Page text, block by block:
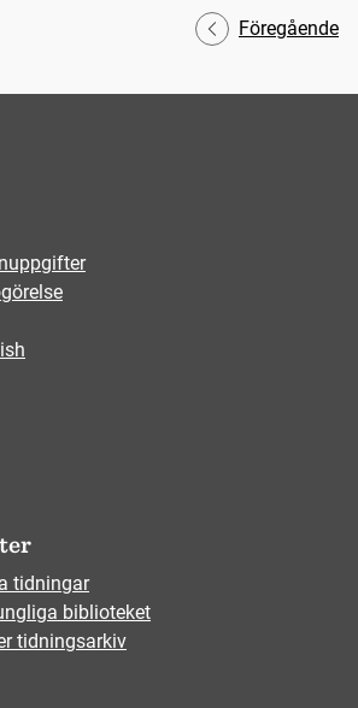
Föregående
tidningar
biblioteket
tidningsarkiv